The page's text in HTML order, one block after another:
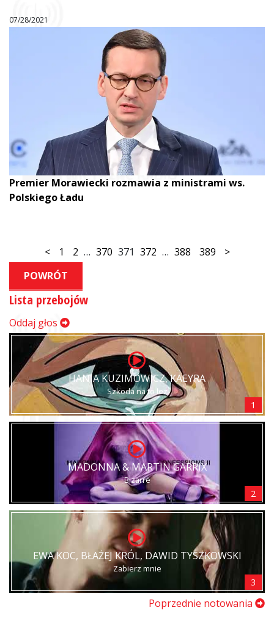
07/28/2021
Premier Morawiecki rozmawia z ministrami ws.
Polskiego Ładu
< 1 2 … 370 371 372 … 388 389
>
POWRÓT
Lista przebojów
Oddaj głos
HANIA KUZIMOWICZ, KAEYRA
Szkoda na to łez
1
MADONNA & MARTIN GARRIX
Bizarre
2
EWA KOC, BŁAŻEJ KRÓL, DAWID TYSZKOWSKI
Zabierz mnie
3
Poprzednie notowania